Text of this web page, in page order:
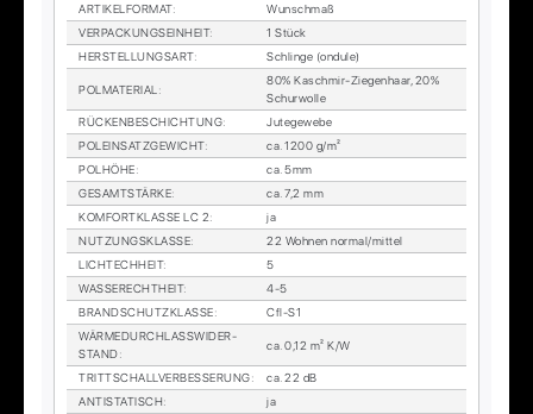
AR­TI­KEL­FOR­MAT:
Wunsch­maß
VER­PA­CKUNGS­EIN­HEIT:
1 Stück
HER­STEL­LUNGS­ART: Schlin­ge (on­du­le)
POL­MA­TE­RI­AL :
80% Kasch­mir-Zie­gen­haar, 20%
Schur­wol­le
RÜ­CKEN­BE­SCHICH­TUNG:
Ju­te­ge­we­be
POL­EIN­SATZ­GE­WICHT:
ca. 1200 g/m²
POL­HÖ­HE:
ca. 5mm
GE­SAMT­STÄR­KE:
ca. 7,2 mm
KOM­FORT­KLAS­SE LC 2:
ja
NUT­ZUNGS­KLAS­SE:
22 Woh­nen nor­mal/mit­tel
LICH­TECH­HEIT:
5
WAS­SE­RECHT­HEIT:
4-5
BRAND­SCHUTZ­KLAS­SE:
Cfl-S1
WÄR­ME­DURCH­LASS­WI­DER­
STAND:
ca. 0,12 m² K/W
TRITT­SCHALL­VER­BES­SE­RUNG:
ca. 22 dB
AN­TI­STA­TISCH:
ja